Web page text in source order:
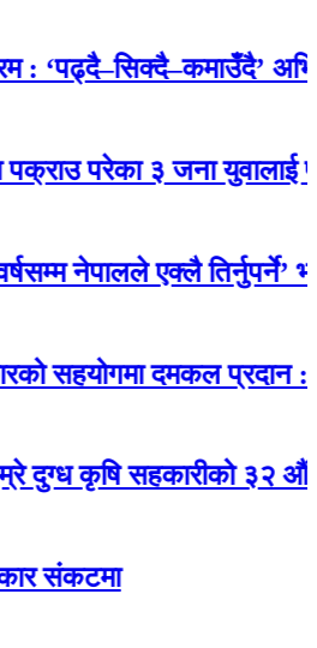
अभियान
३ जना युवालाई प्रमाण
एक्‍लै तिर्नुपर्ने’ भन्‍ने
दमकल प्रदान :
सहकारीको ३२ औं वार्षिक